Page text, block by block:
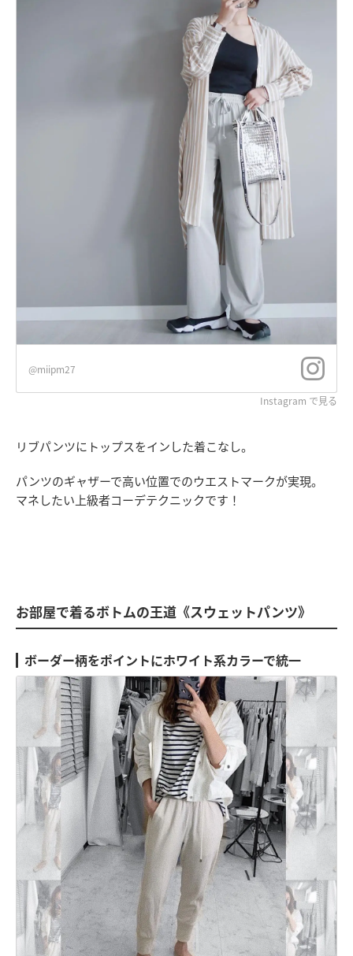
@miipm27
Instagram で見る
リブパンツにトップスをインした着こなし。
パンツのギャザーで高い位置でのウエストマークが実現。
マネしたい上級者コーデテクニックです！
お部屋で着るボトムの王道《スウェットパンツ》
ボーダー柄をポイントにホワイト系カラーで統一